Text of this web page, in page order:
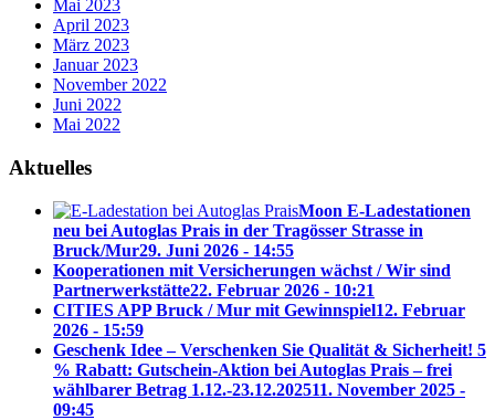
Mai 2023
April 2023
März 2023
Januar 2023
November 2022
Juni 2022
Mai 2022
Aktuelles
Moon E-Ladestationen
neu bei Autoglas Prais in der Tragösser Strasse in
Bruck/Mur29. Juni 2026 - 14:55
Kooperationen mit Versicherungen wächst / Wir sind
Partnerwerkstätte22. Februar 2026 - 10:21
CITIES APP Bruck / Mur mit Gewinnspiel12. Februar
2026 - 15:59
Geschenk Idee – Verschenken Sie Qualität & Sicherheit! 5
% Rabatt: Gutschein-Aktion bei Autoglas Prais – frei
wählbarer Betrag 1.12.-23.12.202511. November 2025 -
09:45